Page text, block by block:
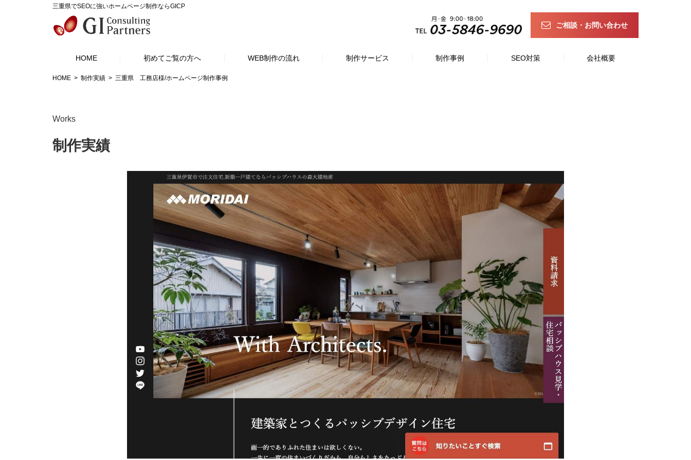
三重県でSEOに強いホームページ制作ならGICP
ご相談・お問い合わせ
HOME 初めてご覧の方へ WEB制作の流れ 制作サービス 制作事例 SEO対策 会社概要
HOME 制作実績 三重県 工務店様/ホームページ制作事例
Works
制作実績